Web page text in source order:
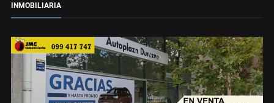
INMOBILIARIA